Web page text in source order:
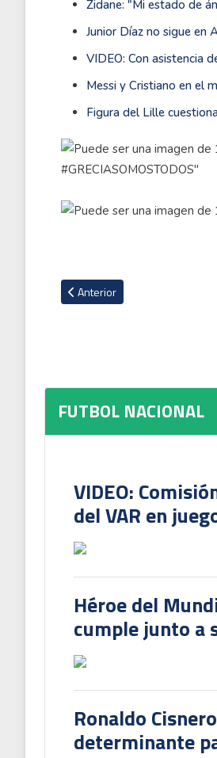
Zidane: "Mi estado de
Junior Díaz no sigue en
VIDEO: Con asistencia
Messi y Cristiano en el
Figura del Lille
Artículo anterior: Medford
Anterior
FUTBOL NACIONAL
VIDEO:
del VAR en
Héroe del
cumple junto a
Ronaldo
determinante